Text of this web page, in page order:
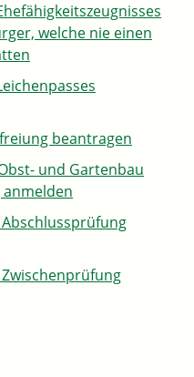
welche nie einen
beantragen
und Gartenbau